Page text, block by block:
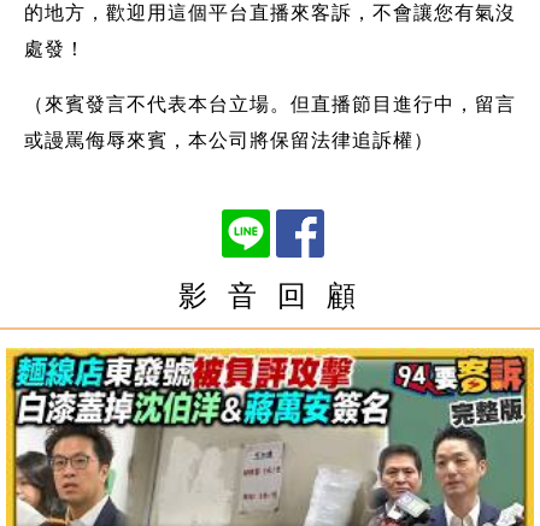
的地方，歡迎用這個平台直播來客訴，不會讓您有氣沒
處發！
（來賓發言不代表本台立場。但直播節目進行中，留言
或謾罵侮辱來賓，本公司將保留法律追訴權）
影 音 回 顧